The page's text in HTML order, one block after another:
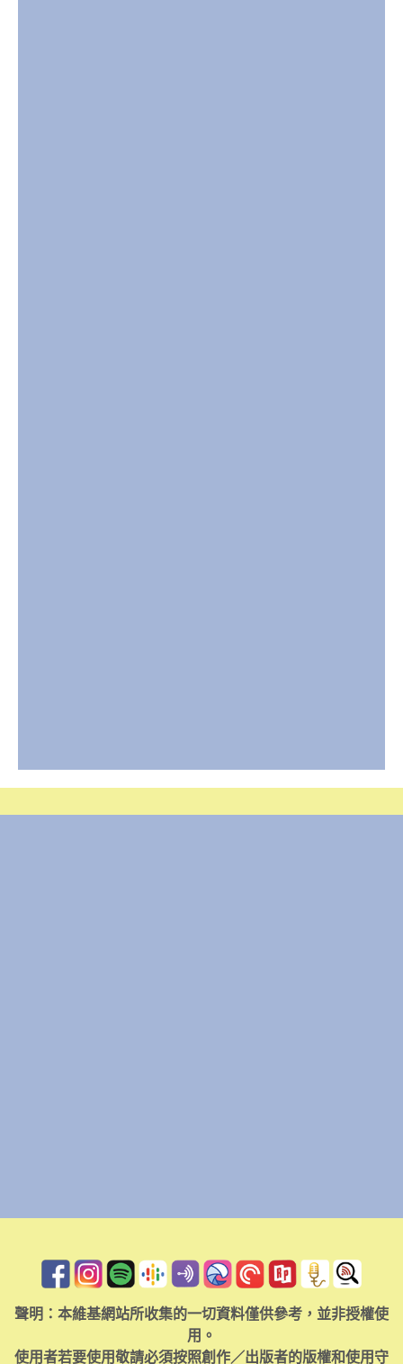
聲明：本維基網站所收集的一切資料僅供參考，並非授權使
用。
使用者若要使用敬請必須按照創作／出版者的版權和使用守